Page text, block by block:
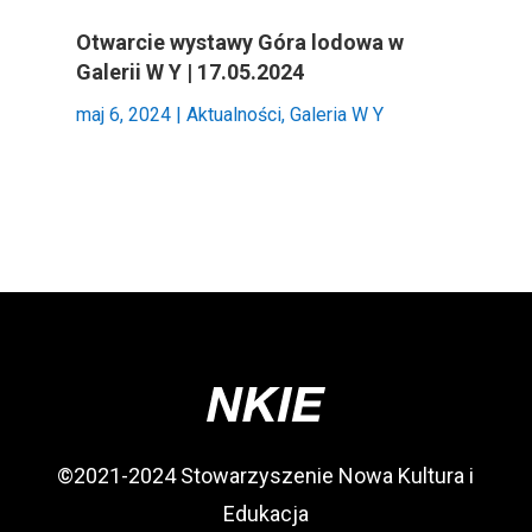
Otwarcie wystawy Góra lodowa w
Galerii W Y | 17.05.2024
maj 6, 2024| Aktualności, Galeria W Y
©2021-2024 Stowarzyszenie Nowa Kultura i
Edukacja